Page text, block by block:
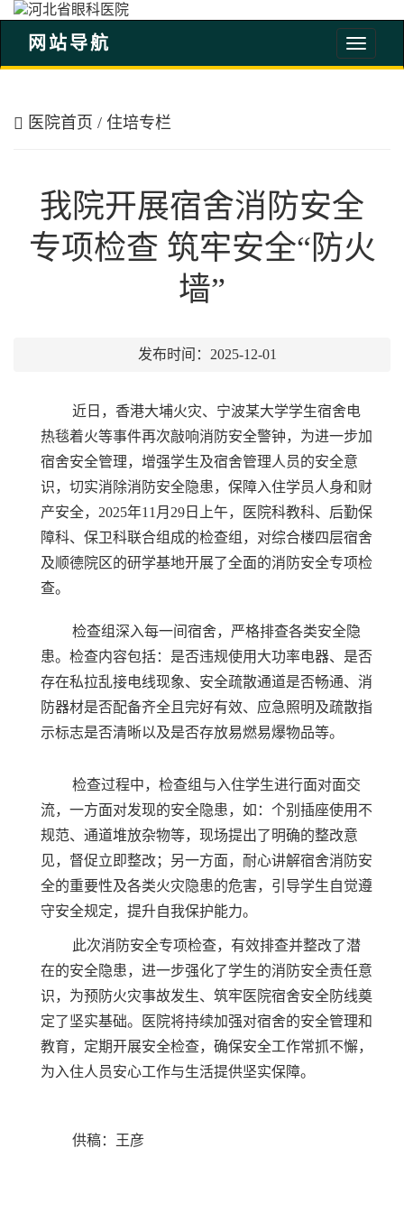
河
北
网站导航
医院首页 / 住培专栏
我院开展宿舍消防安全
专项检查 筑牢安全“防火
墙”
发布时间：2025-12-01
近日，香港大埔火灾、宁波某大学学生宿舍电
热毯着火等事件再次敲响消防安全警钟，为进一步加
宿舍安全管理，增强学生及宿舍管理人员的安全意
识，切实消除消防安全隐患，保障入住学员人身和财
产安全，2025年11月29日上午，医院科教科、后勤保
障科、保卫科联合组成的检查组，对综合楼四层宿舍
及顺德院区的研学基地开展了全面的消防安全专项检
查。
检查组深入每一间宿舍，严格排查各类安全隐
患。检查内容包括：是否违规使用大功率电器、是否
存在私拉乱接电线现象、安全疏散通道是否畅通、消
防器材是否配备齐全且完好有效、应急照明及疏散指
示标志是否清晰以及是否存放易燃易爆物品等。
检查过程中，检查组与入住学生进行面对面交
流，一方面对发现的安全隐患，如：个别插座使用不
规范、通道堆放杂物等，现场提出了明确的整改意
见，督促立即整改；另一方面，耐心讲解宿舍消防安
全的重要性及各类火灾隐患的危害，引导学生自觉遵
守安全规定，提升自我保护能力。
此次消防安全专项检查，有效排查并整改了潜
在的安全隐患，进一步强化了学生的消防安全责任意
识，为预防火灾事故发生、筑牢医院宿舍安全防线奠
定了坚实基础。医院将持续加强对宿舍的安全管理和
教育，定期开展安全检查，确保安全工作常抓不懈，
为入住人员安心工作与生活提供坚实保障。
供稿：王彦